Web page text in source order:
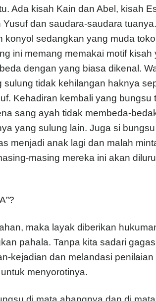
Ada kisah Kain dan Abel, kisah
dan saudara-saudara
konyol sedangkan yang muda
ini memang memakai motif kisah
dengan yang biasa dikenal.
tidak kehilangan haknya
Kehadiran kembali yang bungsu
sang ayah tidak membeda-
yang sulung lain. Juga si
menjadi anak lagi dan malah
masing mereka ini akan
maka layak diberikan
pahala. Tanpa kita sadari
kejadian dan melandasi
menyorotinya.